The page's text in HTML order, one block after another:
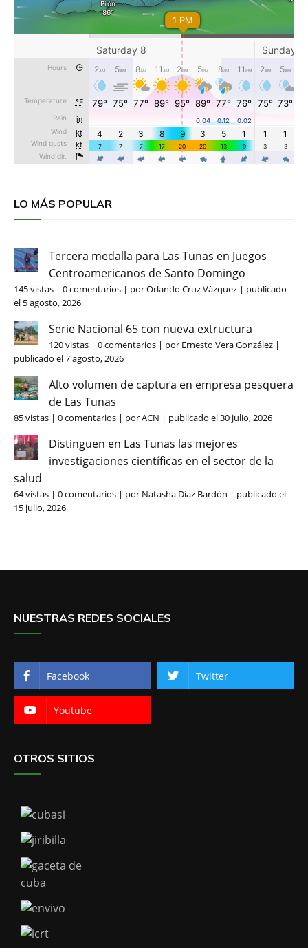
LO MÁS POPULAR
Tercera medalla para Las Tunas en Juegos
Centroamericanos de Santo Domingo
145 vistas | 0 comentarios | porOrlando Cruz Vázquez | publicado
el 5 agosto, 2026
Serie Nacional 65 con nueva extructura
120 vistas | 0 comentarios | por Ernesto Vera González |
publicado el 7 agosto, 2026
Alto volumen de captura en empresa pesquera
de Las Tunas
85 vistas | 0 comentarios | porACN | publicado el 30 julio, 2026
Distinguen en Las Tunas las mejores
investigaciones científicas en el sector de la
salud
64 vistas | 0 comentarios | por Natasha Díaz Bardón | publicado el
15 julio, 2026
NUESTRAS REDES SOCIALES
Facebook Twitter
Youtube
OTROS SITIOS